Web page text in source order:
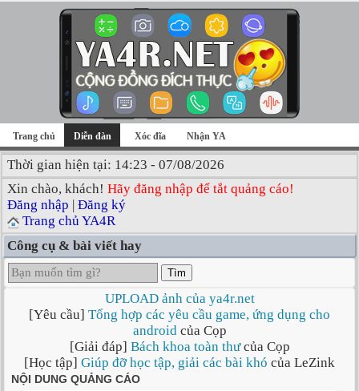
Trang chủ Diễn đàn Xóc đĩa Nhận YA
Thời gian hiện tại: 14:23 - 07/08/2026
Xin chào, khách! Hãy đăng nhập để tắt quảng cáo!
Đăng nhập | Đăng ký
Trang chủ YA4R
Công cụ & bài viết hay
Tìm
UPLOAD ảnh của ya4r.net
[Yêu cầu] Tổng hợp các yêu cầu game, ứng dụng cho
androidcủa Cọp
[Giải đáp] Bách khoa toàn thưcủa Cọp
[Học tập] Giúp đỡ học tập, giải các bài khó của LeZink